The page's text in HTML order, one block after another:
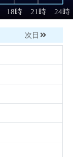
次日